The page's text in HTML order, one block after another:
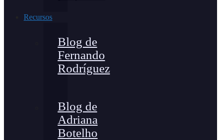
Recursos
Blog de
Fernando
Rodríguez
Blog de
Adriana
Botelho